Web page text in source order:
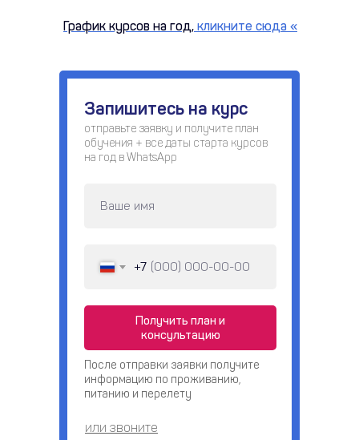
+7
Получить план и
консультацию
Запишитесь на курс
отправьте заявку и получите план
обучения + все даты старта курсов
на год в WhatsApp
или звоните
После отправки заявки получите
информацию по проживанию,
питанию и перелету
График курсов на год, кликните сюда «